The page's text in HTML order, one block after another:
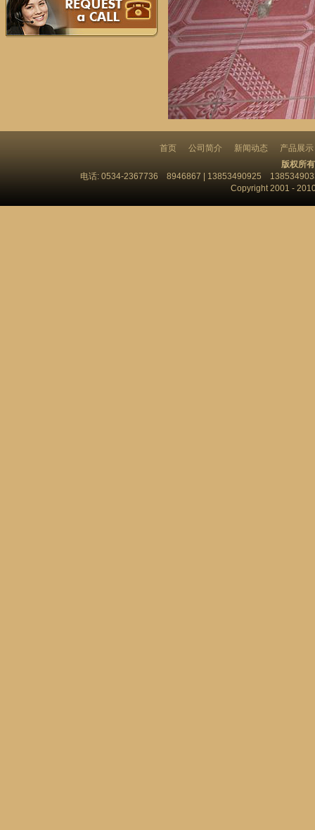
首页 公司简介 新闻动态
产品展示
版权所
电话: 0534-2367736 8946867 | 13853490925
Copyright 2001 -